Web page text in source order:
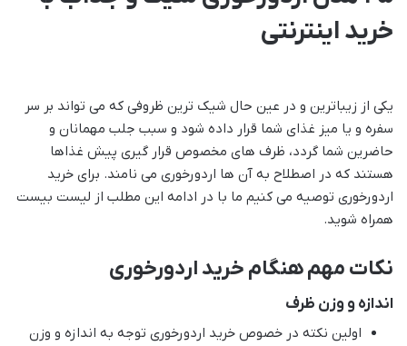
خرید اینترنتی
یکی از زیباترین و در عین حال شیک ترین ظروفی که می تواند بر سر
سفره و یا میز غذای شما قرار داده شود و سبب جلب مهمانان و
حاضرین شما گردد، ظرف های مخصوص قرار گیری پیش غذاها
هستند که در اصطلاح به آن ها اردورخوری می نامند. برای خرید
اردورخوری توصیه می کنیم ما با در ادامه این مطلب از لیست بیست
همراه شوید.
نکات مهم هنگام خرید اردورخوری
اندازه و وزن ظرف
اولین نکته در خصوص خرید اردورخوری توجه به اندازه و وزن